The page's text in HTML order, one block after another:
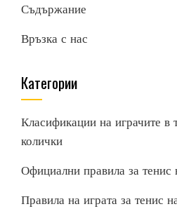
Съдържание
Връзка с нас
Категории
Класификации на играчите в
колички
Официални правила за тенис
Правила на играта за тенис